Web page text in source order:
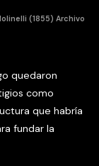
(1855) Archivo
quedaron
como
que habría
fundar la